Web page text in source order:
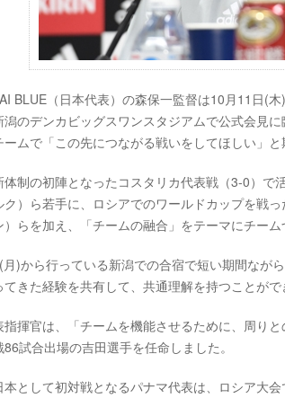
BLUE（日本代表）の森保一監督は10月11日(
潟のデンカビッグスワンスタジアムで公式会見
ムで「この先につながる戦いをしてほしい」と
体制の初陣となったコスタリカ代表戦（3-0）
ク）ら若手に、ロシアでのワールドカップを戦
）らを加え、「チームの融合」をテーマにチーム
)から行っている新潟での合宿で短い期間なが
てきた経験を共有して、共通理解を持つことが
指揮官は、「チームを機能させるために、周り
試合出場の吉田選手を任命しました。
本として初対戦となるパナマ代表は、ロシア大